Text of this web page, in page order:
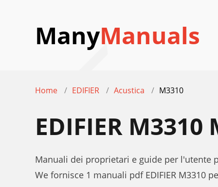
ManyManuals
Home EDIFIER Acustica M3310
EDIFIER M3310
Manuali dei proprietari e guide per l'utente
We fornisce 1 manuali pdf EDIFIER M3310